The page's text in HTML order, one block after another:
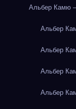
Альбер Камю
Альбер
Альбер
Альбер
Альбер